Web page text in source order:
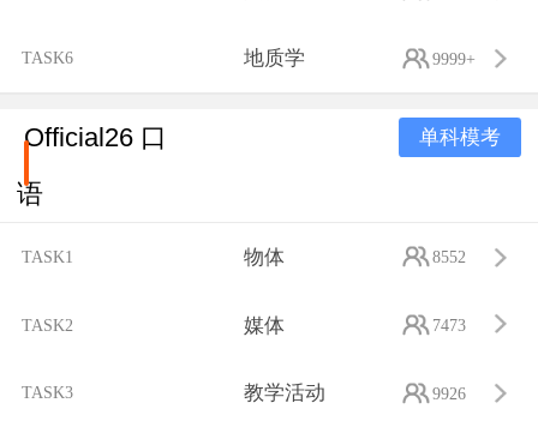
TASK6 地质学 9999+
Official26 口
语
单科模考
TASK1 物体 8552
TASK2 媒体 7473
TASK3 教学活动 9926